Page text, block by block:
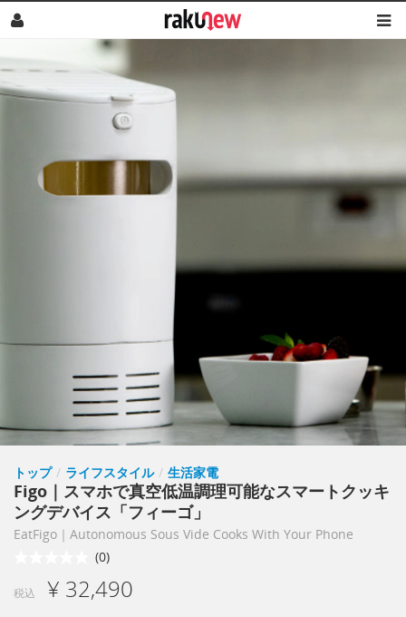
トップ / ライフスタイル / 生活家電
Figo｜スマホで真空低温調理可能なスマートクッキ
ングデバイス「フィーゴ」
EatFigo｜Autonomous Sous Vide Cooks With Your Phone
(0)
税込 ¥ 32,490